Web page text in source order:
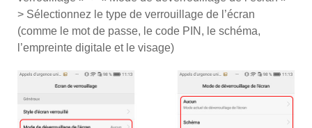
> Sélectionnez le type de verrouillage de l’écran
(comme le mot de passe, le code PIN, le schéma,
l’empreinte digitale et le visage)